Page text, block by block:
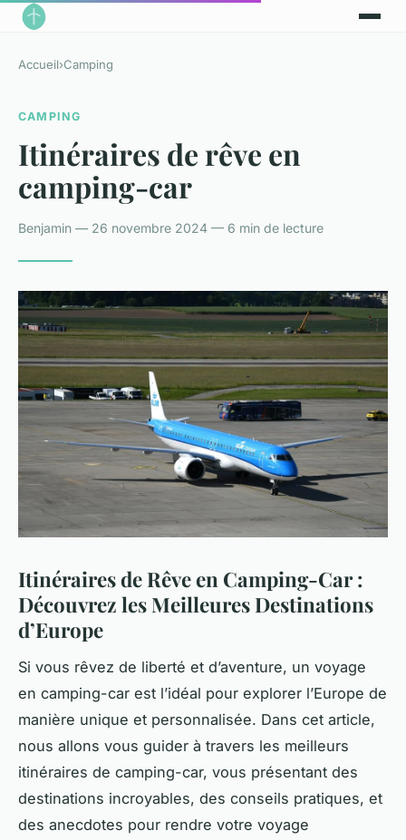
Accueil›Camping
CAMPING
Itinéraires de rêve en
camping-car
Benjamin — 26 novembre 2024 — 6 min de lecture
Itinéraires de Rêve en Camping-Car :
Découvrez les Meilleures Destinations
d’Europe
Si vous rêvez de liberté et d’aventure, un voyage
en camping-car est l’idéal pour explorer l’Europe de
manière unique et personnalisée. Dans cet article,
nous allons vous guider à travers les meilleurs
itinéraires de camping-car, vous présentant des
destinations incroyables, des conseils pratiques, et
des anecdotes pour rendre votre voyage